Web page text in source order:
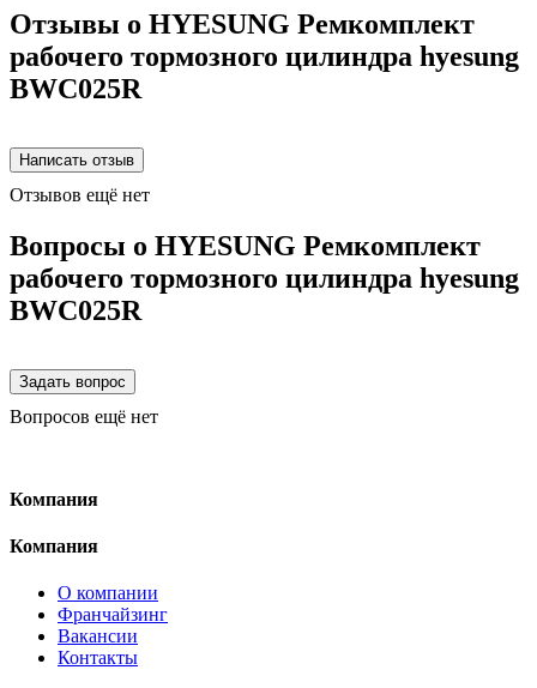
Отзывы о HYESUNG Ремкомплект
рабочего тормозного цилиндра hyesung
BWC025R
Отзывов ещё нет
Вопросы о HYESUNG Ремкомплект
рабочего тормозного цилиндра hyesung
BWC025R
Вопросов ещё нет
Компания
Компания
О компании
Франчайзинг
Вакансии
Контакты